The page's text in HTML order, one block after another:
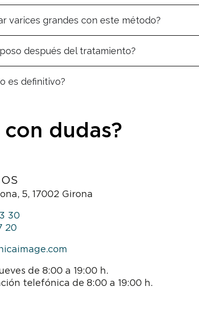
varices grandes con este método?
después del tratamiento?
es definitivo?
con dudas?
5, 17002 Girona
30
20
de 8:00 a 19:00 h.
telefónica de 8:00 a 19:00 h.